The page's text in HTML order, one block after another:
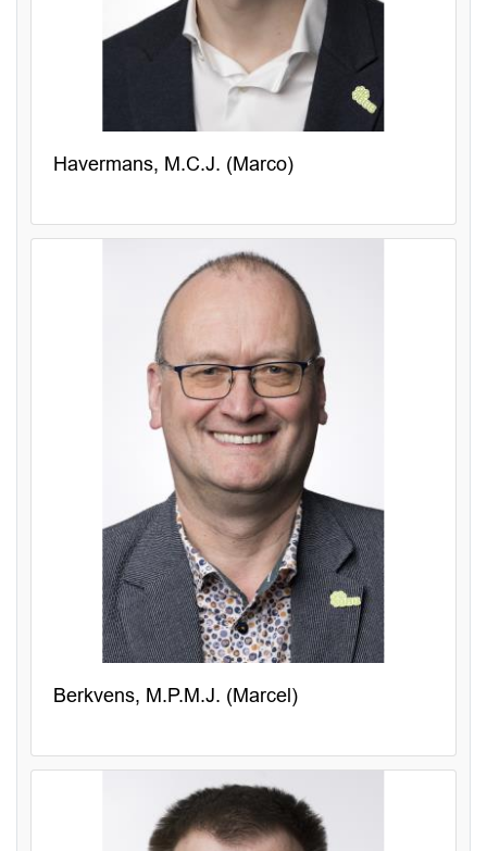
Havermans, M.C.J. (Marco)
Berkvens, M.P.M.J. (Marcel)